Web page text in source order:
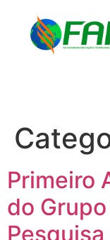
Primeiro
do